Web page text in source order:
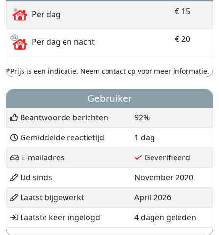
Per dag € 15
Per dag en nacht € 20
*Prijs is een indicatie. Neem contact op voor meer informatie.
Gebruiker
Beantwoorde berichten
92%
Gemiddelde reactietijd
1 dag
E-mailadres
Geverifieerd
Lid sinds
November 2020
Laatst bijgewerkt
April 2026
Laatste keer ingelogd
4 dagen geleden